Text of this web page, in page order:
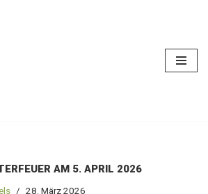
AM 5. APRIL 2026
28. März 2026